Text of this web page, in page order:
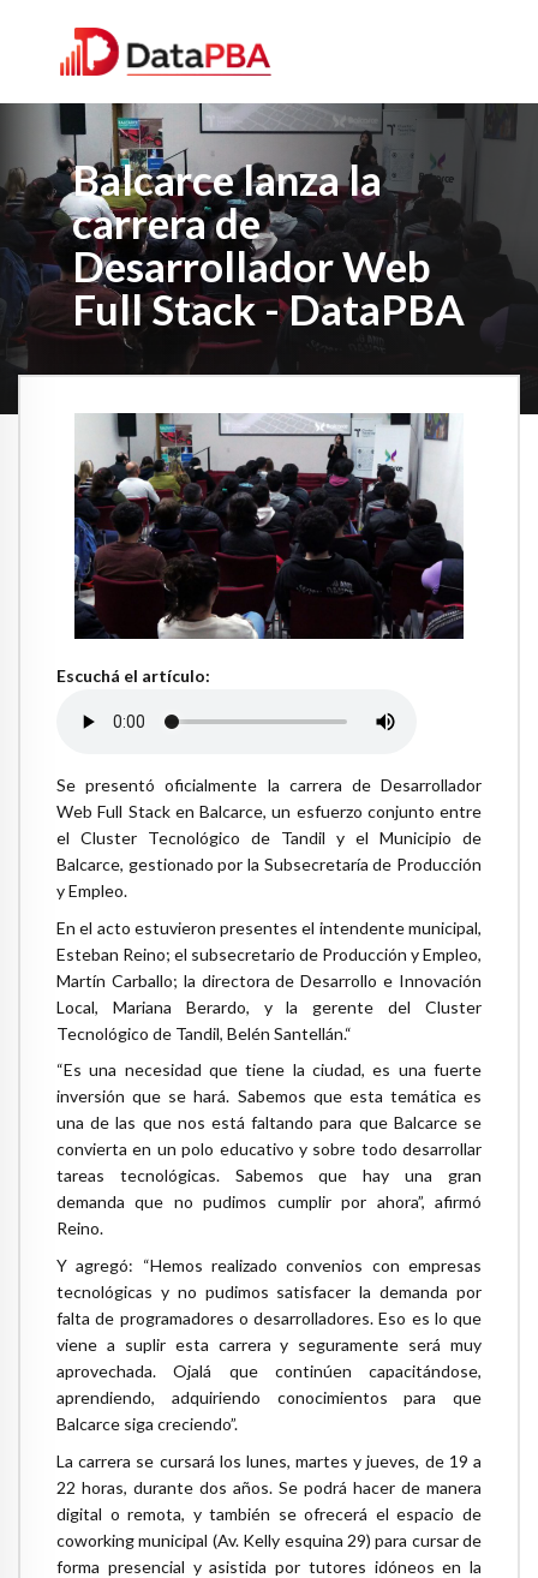
Balcarce lanza la
carrera de
Desarrollador Web
Full Stack - DataPBA
Escuchá el artículo:
Se presentó oficialmente la carrera de Desarrollador
Web Full Stack en Balcarce, un esfuerzo conjunto entre
el Cluster Tecnológico de Tandil y el Municipio de
Balcarce, gestionado por la Subsecretaría de Producción
y Empleo.
En el acto estuvieron presentes el intendente municipal,
Esteban Reino; el subsecretario de Producción y Empleo,
Martín Carballo; la directora de Desarrollo e Innovación
Local, Mariana Berardo, y la gerente del Cluster
Tecnológico de Tandil, Belén Santellán.“
“Es una necesidad que tiene la ciudad, es una fuerte
inversión que se hará. Sabemos que esta temática es
una de las que nos está faltando para que Balcarce se
convierta en un polo educativo y sobre todo desarrollar
tareas tecnológicas. Sabemos que hay una gran
demanda que no pudimos cumplir por ahora”, afirmó
Reino.
Y agregó: “Hemos realizado convenios con empresas
tecnológicas y no pudimos satisfacer la demanda por
falta de programadores o desarrolladores. Eso es lo que
viene a suplir esta carrera y seguramente será muy
aprovechada. Ojalá que continúen capacitándose,
aprendiendo, adquiriendo conocimientos para que
Balcarce siga creciendo”.
La carrera se cursará los lunes, martes y jueves, de 19 a
22 horas, durante dos años. Se podrá hacer de manera
digital o remota, y también se ofrecerá el espacio de
coworking municipal (Av. Kelly esquina 29) para cursar de
forma presencial y asistida por tutores idóneos en la